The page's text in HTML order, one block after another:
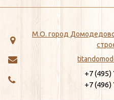
М.О. город
+7 (495)
+7 (496)